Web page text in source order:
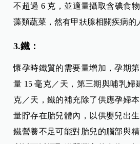
不超過 6 克，並適量攝取含碘食
藻類蔬菜，然有甲狀腺相關疾病的
3.鐵：
懷孕時鐵質的需要量增加，孕期
量 15 毫克／天，第三期與哺乳婦
克／天，鐵的補充除了供應孕婦
量貯存在胎兒體內，以供嬰兒出
鐵營養不足可能對胎兒的腦部與